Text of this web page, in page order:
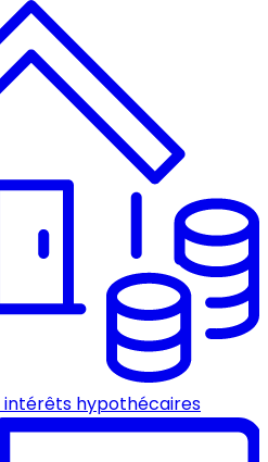
intérêts hypothécaires